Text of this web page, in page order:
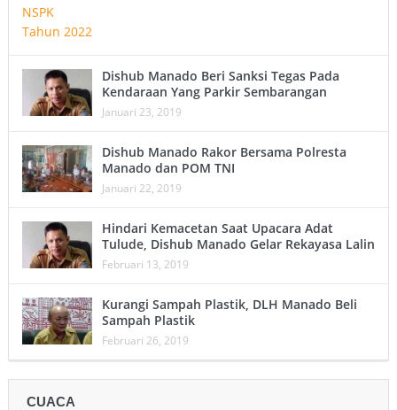
Dishub Manado Beri Sanksi Tegas Pada
Kendaraan Yang Parkir Sembarangan
Januari 23, 2019
Dishub Manado Rakor Bersama Polresta
Manado dan POM TNI
Januari 22, 2019
Hindari Kemacetan Saat Upacara Adat
Tulude, Dishub Manado Gelar Rekayasa Lalin
Februari 13, 2019
Kurangi Sampah Plastik, DLH Manado Beli
Sampah Plastik
Februari 26, 2019
CUACA